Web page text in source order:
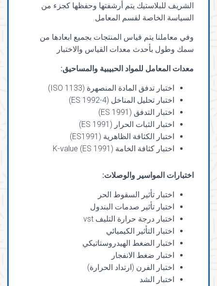
الشريف للبلاستيك يتم أرشفتها وحفظها كجزء من
السياسة الخاصة لقسم المعامل.
وفي معاملنا يتم قياس المنتجات بجميع ابعادها من
سمك وطول بأحدث معدات القياس والاختبار
معدات المعامل للمواد الحبيبية والمساحيق:
اختبار تدفق المادة المنصهرة (ISO 1133)
اختبار تحليل المناخل (ES 1992-4)
اختبار التدفق (ES 1991)
اختبار الثبات الحرار (ES 1991)
اختبار الكثافة الظاهرية (ES1991)
اختبار كثافة الخامة K-value (ES 1991)
اختبارات المواسير والوصلات:
اختبار تأثير السقوط الحر
اختبار تأثير صدمات البندول
اختبار درجة حرارة التليف vst
اختبار التأثير الكيميائي
اختبار الضغط الهيدروستاتيكي
اختبار ضغط الانفجار
اختبار الفرن (ارتداد الحرارة)
اختبار الشد